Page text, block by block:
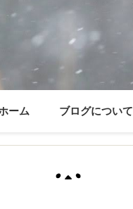
ーム ブログについて